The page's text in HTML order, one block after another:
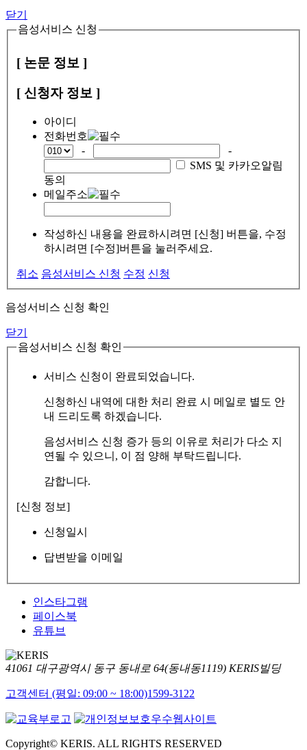
닫기
음성서비스 신청
[ 논문 정보 ]
[ 신청자 정보 ]
아이디
전화번호
-
-
SMS 및 카카오알림
동의
메일주소
작성하신 내용을 완료하시려면 [신청] 버튼을, 수정
하시려면 [수정]버튼을 눌러주세요.
취소 음성서비스 신청 수정 신청
음성서비스 신청 확인
닫기
음성서비스 신청 확인
서비스 신청이 완료되었습니다.
신청하신 내역에 대한 처리 완료 시 메일로 별도 안
내 드리도록 하겠습니다.
음성서비스 신청 증가 등의 이유로 처리가 다소 지
연될 수 있으니, 이 점 양해 부탁드립니다.
감합니다.
[신청 정보]
신청일시
답변받을 이메일
인스타그램
페이스북
유튜브
41061 대구광역시 동구 동내로 64(동내동1119) KERIS빌딩
고객센터 (평일: 09:00 ~ 18:00)1599-3122
Copyright© KERIS. ALL RIGHTS RESERVED